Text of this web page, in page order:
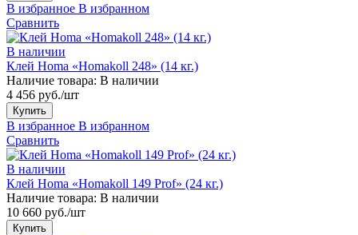
В избранное В избранном
Сравнить
В наличии
Клей Homa «Homakoll 248» (14 кг.)
Наличие товара: В наличии
4 456 руб./шт
Купить
В избранное В избранном
Сравнить
В наличии
Клей Homa «Homakoll 149 Prof» (24 кг.)
Наличие товара: В наличии
10 660 руб./шт
Купить